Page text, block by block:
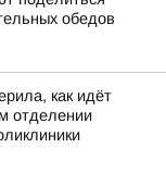
обедов
как идёт
отделении